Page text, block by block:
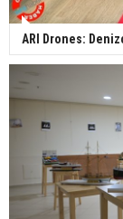
ARI Drones: